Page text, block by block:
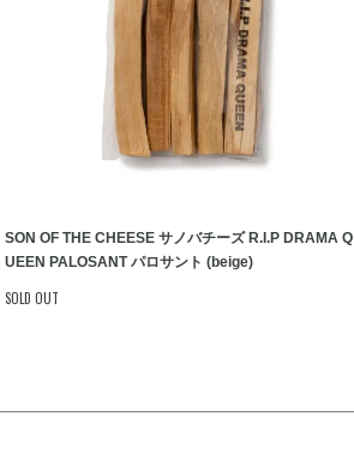
SON OF THE CHEESE サノバチーズ R.I.P DRAMA Q
UEEN PALOSANT パロサント (beige)
SOLD OUT